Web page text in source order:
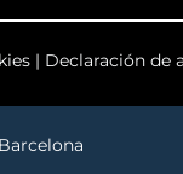
| Declaración de